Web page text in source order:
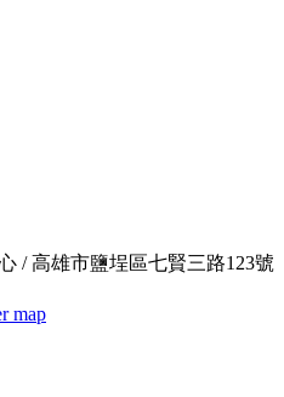
/ 高雄市鹽埕區七賢三路123號
map